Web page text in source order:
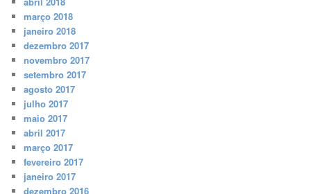
março 2018
janeiro 2018
dezembro 2017
novembro 2017
setembro 2017
agosto 2017
julho 2017
maio 2017
abril 2017
março 2017
fevereiro 2017
janeiro 2017
dezembro 2016